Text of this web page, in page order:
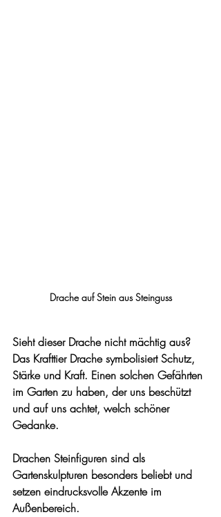
Drache auf Stein aus Steinguss
Sieht dieser Drache nicht mächtig aus?
Das Krafttier Drache symbolisiert Schutz,
Stärke und Kraft. Einen solchen Gefährten
im Garten zu haben, der uns beschützt
und auf uns achtet, welch schöner
Gedanke.
Drachen Steinfiguren sind als
Gartenskulpturen besonders beliebt und
setzen eindrucksvolle Akzente im
Außenbereich.